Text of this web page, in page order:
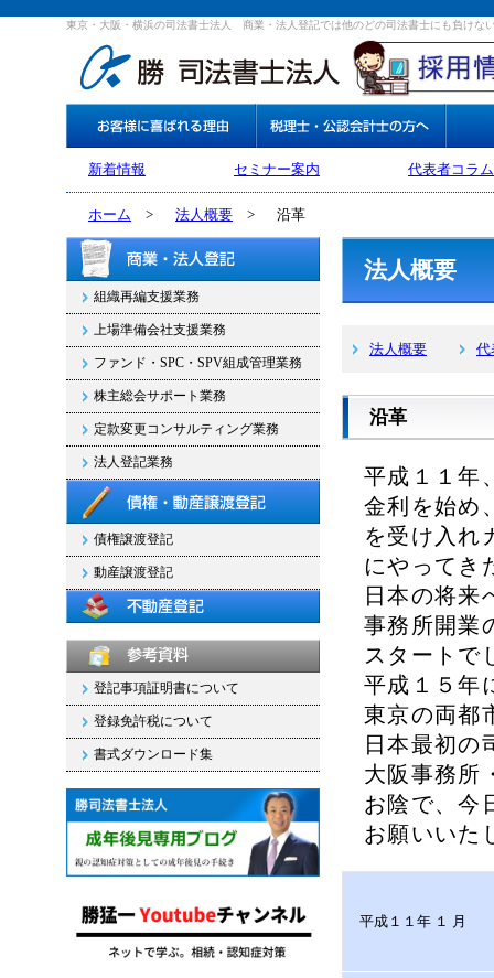
東京・大阪・横浜の司法書士法人 商業・法人登記では他のどの司法書士にも負けな
新着情報 セミナー案内 代表者コラム
ホーム > 法人概要 > 沿革
組織再編支援業務
上場準備会社支援業務
ファンド・SPC・SPV組成管理業務
株主総会サポート業務
定款変更コンサルティング業務
法人登記業務
債権譲渡登記
動産譲渡登記
登記事項証明書について
登録免許税について
書式ダウンロード集
法人概要
法人概要 代
沿革
平成１１年
金利を始め
を受け入れ
にやってき
日本の将来
事務所開業
スタートで
平成１５年
東京の両都
日本最初の
大阪事務所
お陰で、今
お願いいた
平成１１年 １ 月